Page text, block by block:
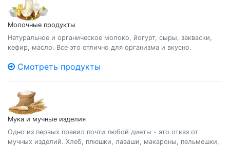
Молочные продукты
Натуральное и органическое молоко, йогурт, сыры, закваски,
кефир, масло. Все это отлично для организма и вкусно.
Смотреть продукты
Мука и мучные изделия
Одно из первых правил почти любой диеты - это отказ от
мучных изделий. Хлеб, плюшки, лаваши, макароны, пельмешки,